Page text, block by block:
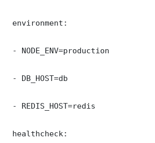
environment:
- NODE_ENV=production
- DB_HOST=db
- REDIS_HOST=redis
healthcheck: